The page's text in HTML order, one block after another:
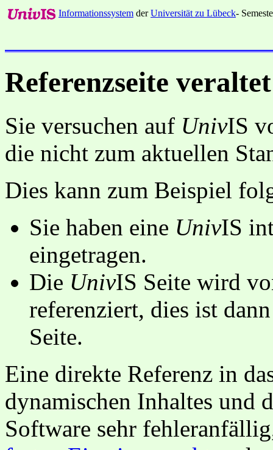
Informationssystem derUniversität zu Lübeck-
Referenzseite veraltet
Sie versuchen auf UnivIS
die nicht zum aktuellen
Dies kann zum Beispiel
Sie haben eine UnivIS
eingetragen.
Die UnivIS Seite wird
referenziert, dies ist
Seite.
Eine direkte Referenz in
dynamischen Inhaltes und
Software sehr